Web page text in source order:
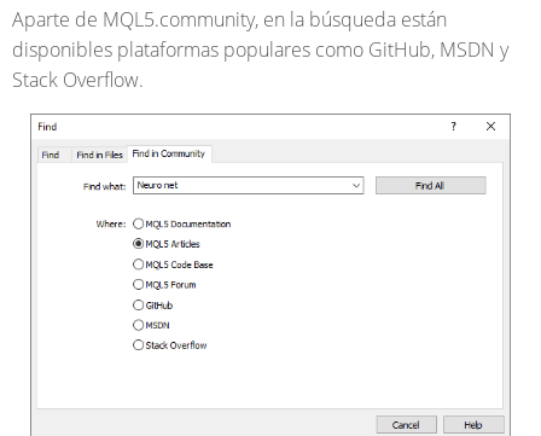
Aparte de MQL5.community, en la búsqueda están
disponibles plataformas populares como GitHub, MSDN y
Stack Overflow.